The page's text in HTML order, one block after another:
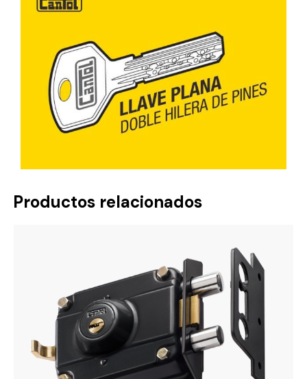
Productos relacionados